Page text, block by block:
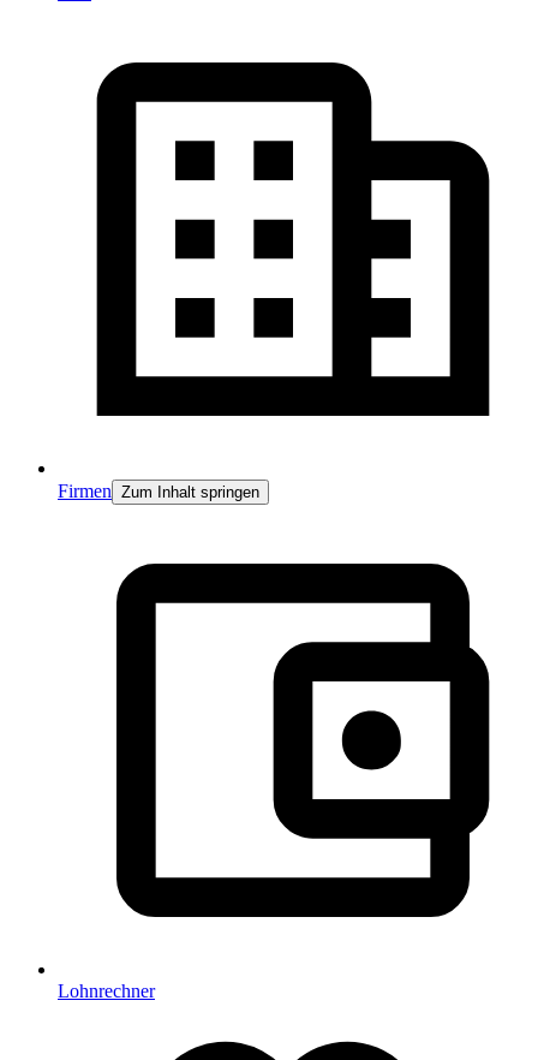
Firmen Zum Inhalt springen
Lohnrechner